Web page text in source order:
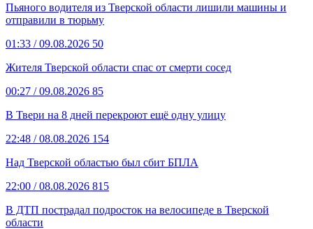
Пьяного водителя из Тверской области лишили машины и
отправили в тюрьму
01:33 / 09.08.2026 50
Жителя Тверской области спас от смерти сосед
00:27 / 09.08.2026 85
В Твери на 8 дней перекроют ещё одну улицу
22:48 / 08.08.2026 154
Над Тверской областью был сбит БПЛА
22:00 / 08.08.2026 815
В ДТП пострадал подросток на велосипеде в Тверской
области